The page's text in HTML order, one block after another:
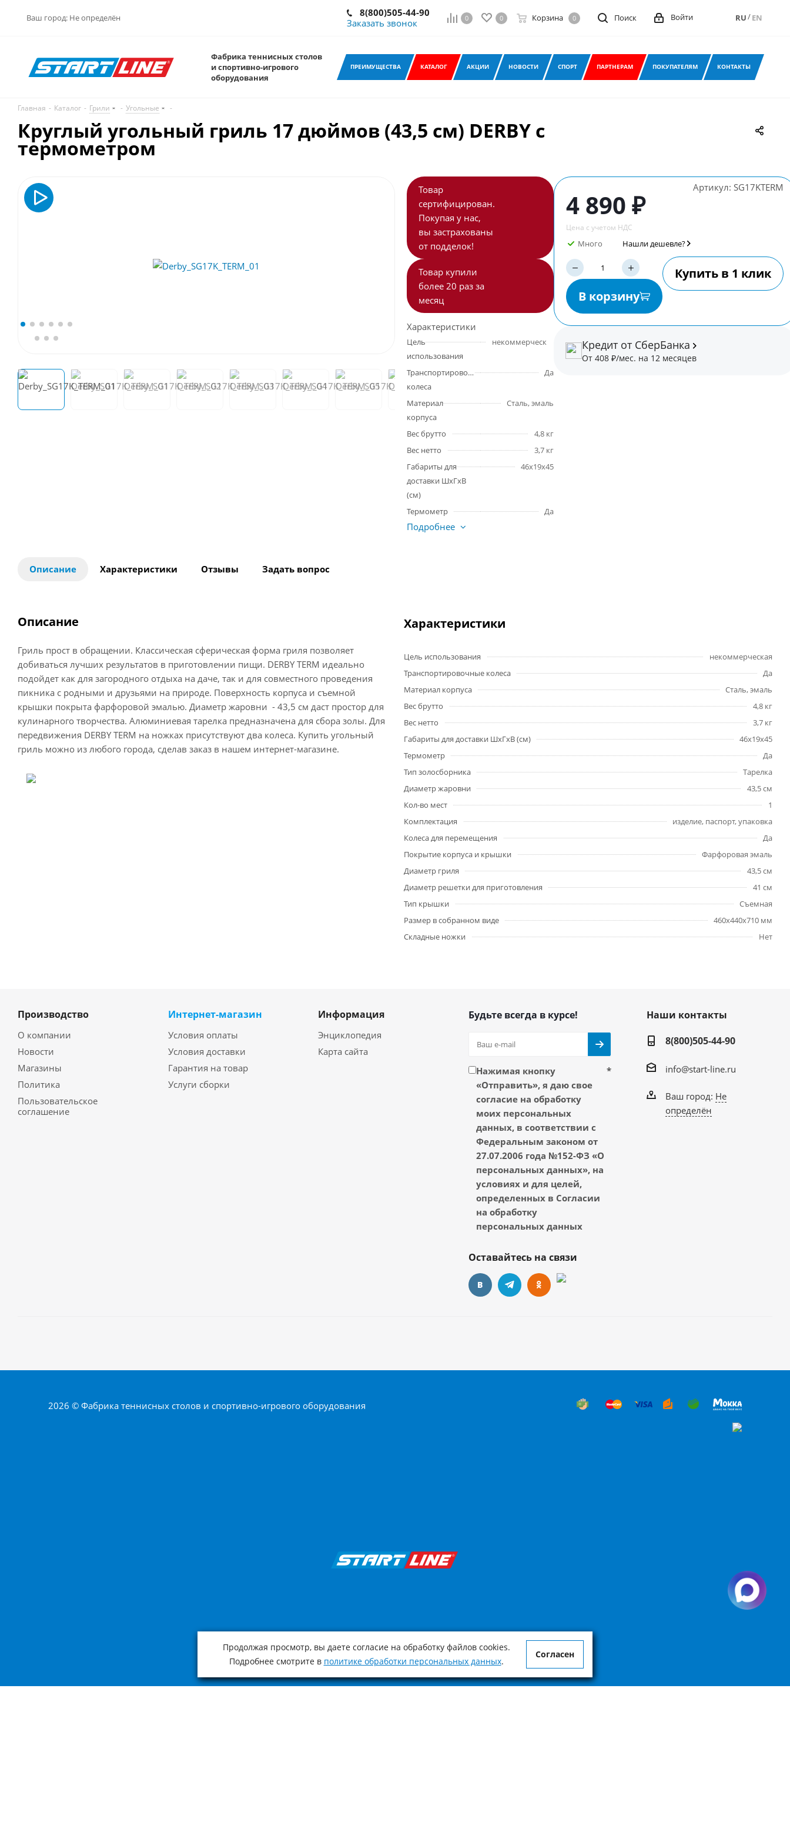
Ваш город: Не определён
8(800)505-44-90
Заказать звонок
0 0 Корзина 0 Поиск Войти RU/EN
Фабрика теннисных столов
и спортивно-игрового
оборудования
ПРЕИМУЩЕСТВА КАТАЛОГ АКЦИИ НОВОСТИ СПОРТ ПАРТНЕРАМ ПОКУПАТЕЛЯМ КОНТАКТЫ
Главная - Каталог - Грили - Угольные -
Круглый угольный гриль 17 дюймов (43,5 см) DERBY с
термометром
Товар
сертифицирован.
Покупая у нас,
вы застрахованы
от подделок!
Товар купили
более 20 раз за
месяц
Характеристики
Цель
использования
Транспортировочные
колеса
Да
Материал
корпуса
Сталь, эмаль
Вес брутто
4,8 кг
Вес нетто
3,7 кг
Габариты для
доставки ШхГхВ
(см)
46х19х45
Термометр Да
Подробнее
Артикул: SG17KTERM
4 890 ₽
Цена с учетом НДС
Много Нашли дешевле?
В корзину
Купить в 1 клик
Кредит от СберБанка
От 408 ₽/мес. на 12 месяцев
Описание Характеристики Отзывы Задать вопрос
Описание
Гриль прост в обращении. Классическая сферическая форма гриля позволяет
добиваться лучших результатов в приготовлении пищи. DERBY TERM идеально
подойдет как для загородного отдыха на даче, так и для совместного проведения
пикника с родными и друзьями на природе. Поверхность корпуса и съемной
крышки покрыта фарфоровой эмалью. Диаметр жаровни - 43,5 см даст простор для
кулинарного творчества. Алюминиевая тарелка предназначена для сбора золы. Для
передвижения DERBY TERM на ножках присутствуют два колеса. Купить угольный
гриль можно из любого города, сделав заказ в нашем интернет-магазине.
Характеристики
Цель использования
некоммерческая
Транспортировочные колеса
Да
Материал корпуса
Сталь, эмаль
Вес брутто
4,8 кг
Вес нетто
3,7 кг
Габариты для доставки ШхГхВ (см)
46х19х45
Термометр
Да
Тип золосборника
Тарелка
Диаметр жаровни
43,5 см
Кол-во мест
1
Комплектация
изделие, паспорт, упаковка
Колеса для перемещения
Да
Покрытие корпуса и крышки
Фарфоровая эмаль
Диаметр гриля
43,5 см
Диаметр решетки для приготовления
41 см
Тип крышки
Съемная
Размер в собранном виде
460x440x710 мм
Складные ножки
Нет
Производство
О компании
Новости
Магазины
Политика
Пользовательское
соглашение
Интернет-магазин
Условия оплаты
Условия доставки
Гарантия на товар
Услуги сборки
Информация
Энциклопедия
Карта сайта
Будьте всегда в курсе!
Нажимая кнопку
«Отправить», я даю свое
согласие на обработку
моих персональных
данных, в соответствии с
Федеральным законом от
27.07.2006 года №152-ФЗ «О
персональных данных», на
условиях и для целей,
определенных в Согласии
на обработку
персональных данных
*
Оставайтесь на связи
Наши контакты
8(800)505-44-90
info@start-line.ru
Ваш город: Не
определён
2026 © Фабрика теннисных столов и спортивно-игрового оборудования
Продолжая просмотр, вы даете согласие на обработку файлов cookies.
Подробнее смотрите в политике обработки персональных данных.
Согласен